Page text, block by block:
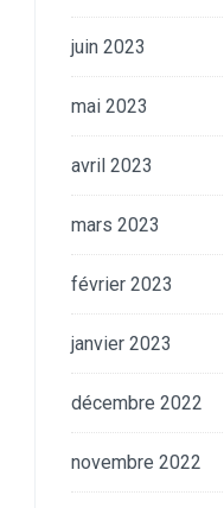
juin 2023
mai 2023
avril 2023
mars 2023
février 2023
janvier 2023
décembre 2022
novembre 2022